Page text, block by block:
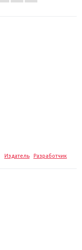
Издатель Разработчик